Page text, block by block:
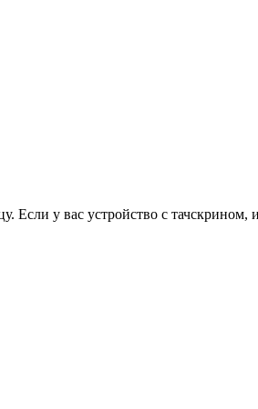
Если у вас устройство с тачскрином,